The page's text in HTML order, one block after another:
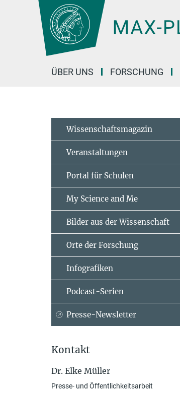
Hauptinhalt
ÜBER UNS FORSCHUNG
Wissenschaftsmagazin
Veranstaltungen
Portal für Schulen
My Science and Me
Bilder aus der Wissenschaft
Orte der Forschung
Infografiken
Podcast-Serien
Presse-Newsletter
Kontakt
Dr. Elke Müller
Presse- und Öffentlichkeitsarbeit